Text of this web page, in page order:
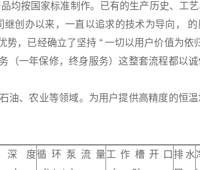
均按国家标准制作。已有的生产历史、工艺
创办以来，一直以追求的技术为导向，
势，已经确立了坚持 “ 一切以用户价值为
年保修，终身服务）这整套流程都以诚
、农业等领域。为用户提供高精度的恒温
深度循环泵流量工作槽开口 排水